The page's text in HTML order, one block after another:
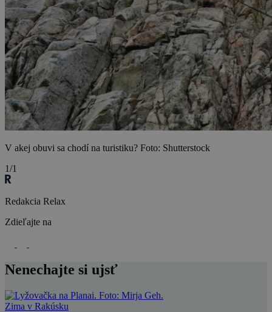
V akej obuvi sa chodí na turistiku? Foto: Shutterstock
1/1
Redakcia Relax
Zdieľajte na
Nenechajte si ujsť
Zima v Rakúsku